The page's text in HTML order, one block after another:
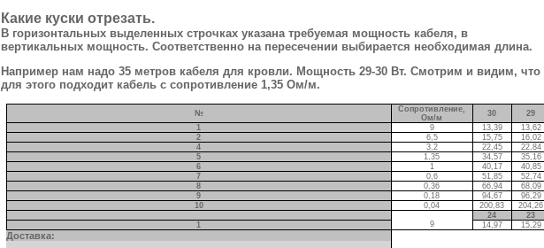
Какие куски отрезать.
В горизонтальных выделенных строчках указана требуемая мощность кабеля, в
вертикальных мощность. Соответственно на пересечении выбирается необходимая длина.
Например нам надо 35 метров кабеля для кровли. Мощность 29-30 Вт. Смотрим и видим, что
для этого подходит кабель с сопротивление 1,35 Ом/м.
№
Сопротивление,
Ом/м
30 29
1
9 13,39 13,62
2
6,5 15,75 16,02
4
3,2 22,45 22,84
5
1,35 34,57 35,16
6
1 40,17 40,85
7
0,6 51,85 52,74
8
0,36 66,94 68,09
9
0,18 94,67 96,29
10
0,04 200,83 204,26
24
23
1
9 14,97 15,29
Доставка: